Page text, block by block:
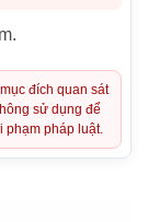
đích quan sát
sử dụng để
phạm pháp luật.